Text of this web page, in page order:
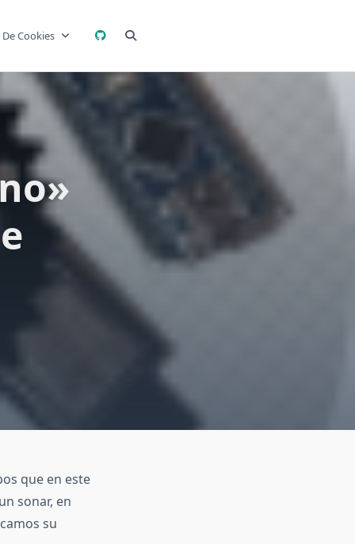
Cookies
que en este
sonar, en
su